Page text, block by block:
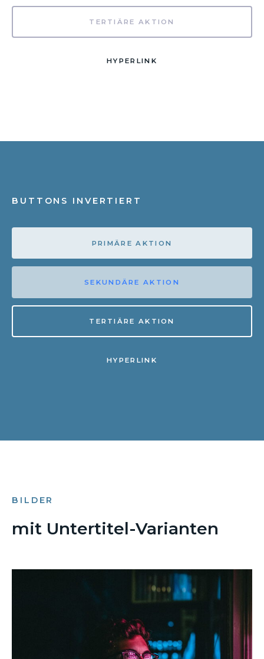
TERTIÄRE AKTION
HYPERLINK
BUTTONS INVERTIERT
PRIMÄRE AKTION
SEKUNDÄRE AKTION
TERTIÄRE AKTION
HYPERLINK
BILDER
mit Untertitel-Varianten